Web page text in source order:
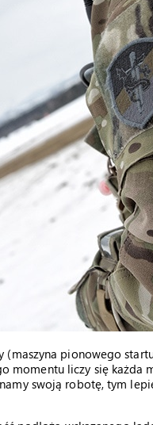
(maszyna pionowego
momentu liczy się każda
swoją robotę, tym